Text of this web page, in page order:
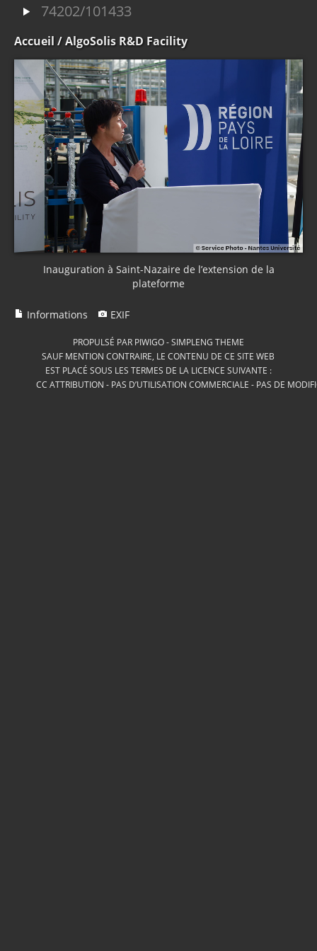
74202/101433
Accueil / AlgoSolis R&D Facility
Inauguration à Saint-Nazaire de l’extension de la
plateforme
Informations EXIF
PROPULSÉ PAR PIWIGO-SIMPLENG THEME
SAUF MENTION CONTRAIRE, LE CONTENU DE CE SITE WEB
EST PLACÉ SOUS LES TERMES DE LA LICENCE SUIVANTE :
CC ATTRIBUTION - PAS D’UTILISATION COMMERCIALE - PAS DE